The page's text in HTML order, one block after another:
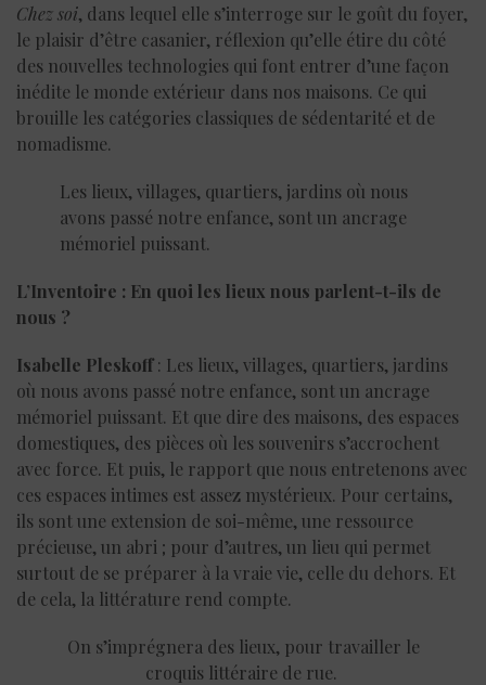
Chez soi, dans lequel elle s’interroge sur le goût du foyer,
le plaisir d’être casanier, réflexion qu’elle étire du côté
des nouvelles technologies qui font entrer d’une façon
inédite le monde extérieur dans nos maisons. Ce qui
brouille les catégories classiques de sédentarité et de
nomadisme.
Les lieux, villages, quartiers, jardins où nous
avons passé notre enfance, sont un ancrage
mémoriel puissant.
L’Inventoire : En quoi les lieux nous parlent-t-ils de
nous ?
Isabelle Pleskoff: Les lieux, villages, quartiers, jardins
où nous avons passé notre enfance, sont un ancrage
mémoriel puissant. Et que dire des maisons, des espaces
domestiques, des pièces où les souvenirs s’accrochent
avec force. Et puis, le rapport que nous entretenons avec
ces espaces intimes est assez mystérieux. Pour certains,
ils sont une extension de soi-même, une ressource
précieuse, un abri ; pour d’autres, un lieu qui permet
surtout de se préparer à la vraie vie, celle du dehors. Et
de cela, la littérature rend compte.
On s’imprégnera des lieux, pour travailler le
croquis littéraire de rue.